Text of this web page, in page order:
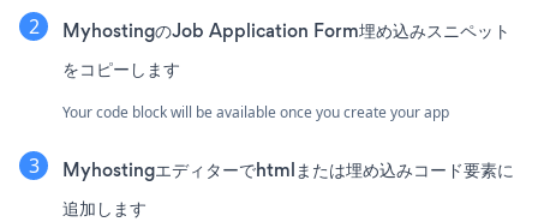
MyhostingのJob Application Form埋め込みスニペット
をコピーします
Your code block will be available once you create your app
Myhostingエディターでhtmlまたは埋め込みコード要素に
追加します